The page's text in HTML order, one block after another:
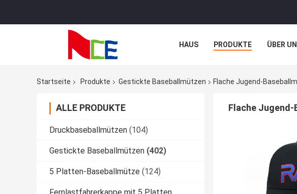
HAUS PRODUKTE ÜBER
Startseite
Produkte Gestickte Baseballmützen Flache Jugend-
ALLE PRODUKTE
Druckbaseballmützen (104)
Gestickte Baseballmützen (402)
5 Platten-Baseballmütze (124)
Flache